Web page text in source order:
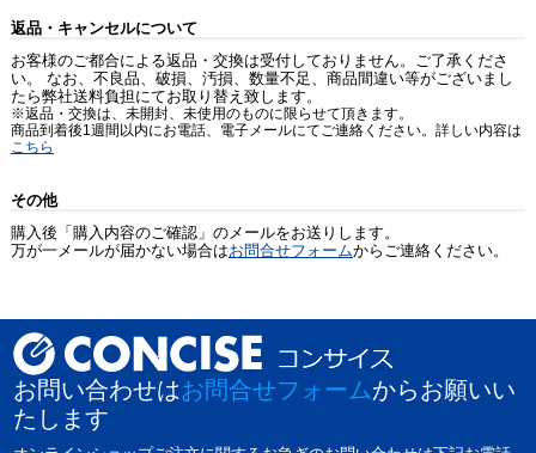
返品・キャンセルについて
お客様のご都合による返品・交換は受付しておりません。ご了承くださ
い。 なお、不良品、破損、汚損、数量不足、商品間違い等がございまし
たら弊社送料負担にてお取り替え致します。
※返品・交換は、未開封、未使用のものに限らせて頂きます。
商品到着後1週間以内にお電話、電子メールにてご連絡ください。詳しい内容は
こちら
その他
購入後「購入内容のご確認」のメールをお送りします。
万が一メールが届かない場合はお問合せフォームからご連絡ください。
お問い合わせはお問合せフォームからお願いい
たします